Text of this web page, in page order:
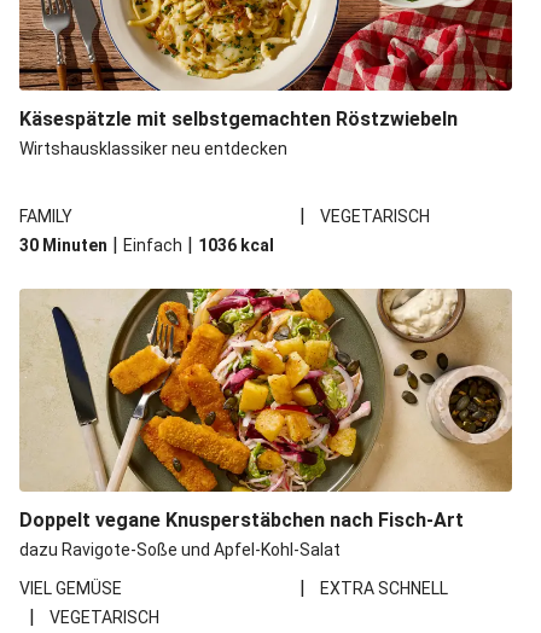
Käsespätzle mit selbstgemachten Röstzwiebeln
Wirtshausklassiker neu entdecken
FAMILY |
VEGETARISCH
30 Minuten | Einfach | 1036 kcal
Doppelt vegane Knusperstäbchen nach Fisch-Art
dazu Ravigote-Soße und Apfel-Kohl-Salat
VIEL GEMÜSE
| EXTRA SCHNELL
|
VEGETARISCH